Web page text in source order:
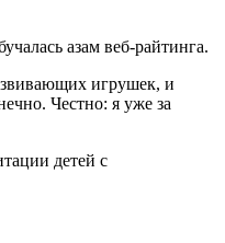
азам веб-райтинга.
игрушек, и
Честно: я уже за
детей с